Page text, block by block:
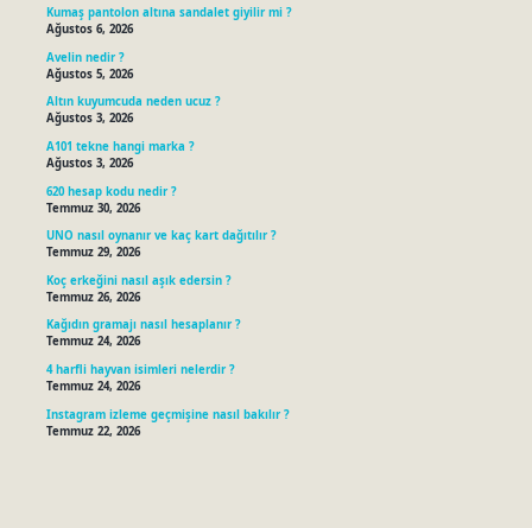
Kumaş pantolon altına sandalet giyilir mi ?
Ağustos 6, 2026
Avelin nedir ?
Ağustos 5, 2026
Altın kuyumcuda neden ucuz ?
Ağustos 3, 2026
A101 tekne hangi marka ?
Ağustos 3, 2026
620 hesap kodu nedir ?
Temmuz 30, 2026
UNO nasıl oynanır ve kaç kart dağıtılır ?
Temmuz 29, 2026
Koç erkeğini nasıl aşık edersin ?
Temmuz 26, 2026
Kağıdın gramajı nasıl hesaplanır ?
Temmuz 24, 2026
4 harfli hayvan isimleri nelerdir ?
Temmuz 24, 2026
Instagram izleme geçmişine nasıl bakılır ?
Temmuz 22, 2026